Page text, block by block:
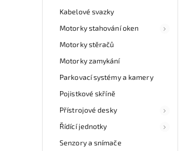
Kabelové svazky
Motorky stahování oken
Motorky stěračů
Motorky zamykání
Parkovací systémy a kamery
Pojistkové skříně
Přístrojové desky
Řídící jednotky
Senzory a snímače